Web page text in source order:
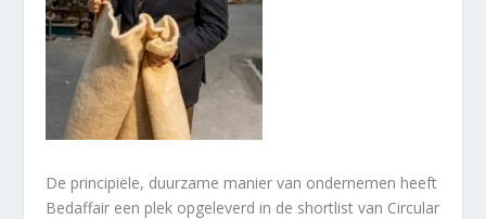
De principiële, duurzame manier van ondernemen heeft
Bedaffair een plek opgeleverd in de shortlist van Circular